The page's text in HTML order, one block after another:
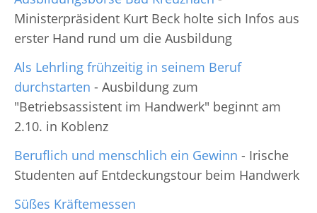
Ministerpräsident Kurt Beck holte sich Infos aus
erster Hand rund um die Ausbildung
Als Lehrling frühzeitig in seinem Beruf
durchstarten - Ausbildung zum
"Betriebsassistent im Handwerk" beginnt am
2.10. in Koblenz
Beruflich und menschlich ein Gewinn - Irische
Studenten auf Entdeckungstour beim Handwerk
Süßes Kräftemessen